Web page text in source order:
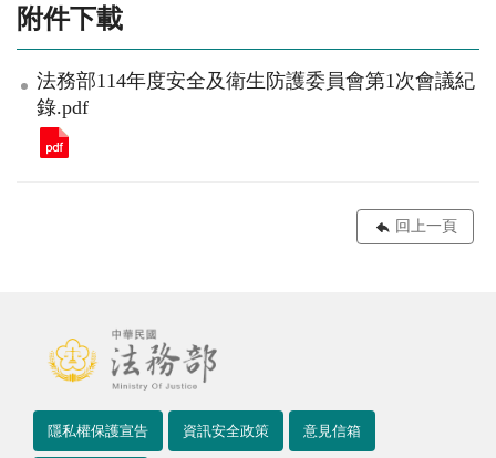
附件下載
法務部114年度安全及衛生防護委員會第1次會議紀
錄.pdf
回上一頁
隱私權保護宣告 資訊安全政策 意見信箱